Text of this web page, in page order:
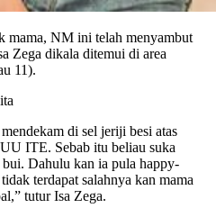
mama, NM ini telah menyambut
Zega dikala ditemui di area
11).
di sel jeriji besi atas
ITE. Sebab itu beliau suka
Dahulu kan ia pula happy-
terdapat salahnya kan mama
tutur Isa Zega.